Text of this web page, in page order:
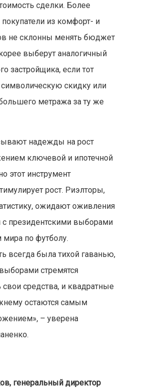
сделки. Более
из комфорт- и
не склонны менять бюджет
выберут аналогичный
застройщика, если тот
скидку или
метража за ту же
надежды на рост
ключевой и ипотечной
этот инструмент
рост. Риэлторы,
ожидают оживления
с президентскими выборами
мира по футболу.
всегда была тихой гаванью,
стремятся
свои средства, и квадратные
остаются самым
– уверена
генеральный директор